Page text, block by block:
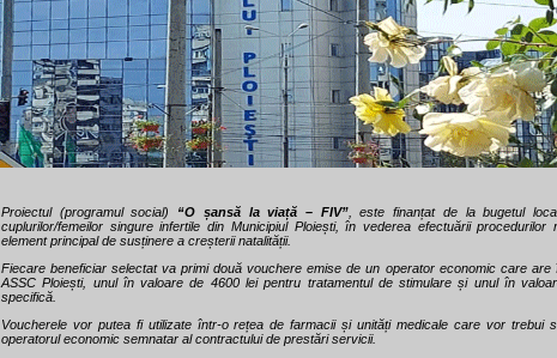
Proiectul (programul social) “O șansă la viață – FIV”, este finanțat de la bugetul
cuplurilor/femeilor singure infertile din Municipiul Ploiești, în vederea efectuării
element principal de susținere a creșterii natalității.
Fiecare beneficiar selectat va primi două vouchere emise de un operator economic care
ASSC Ploiești, unul în valoare de 4600 lei pentru tratamentul de stimulare și unul în
specifică.
Voucherele vor putea fi utilizate într-o rețea de farmacii și unități medicale care vor trebui
operatorul economic semnatar al contractului de prestări servicii.